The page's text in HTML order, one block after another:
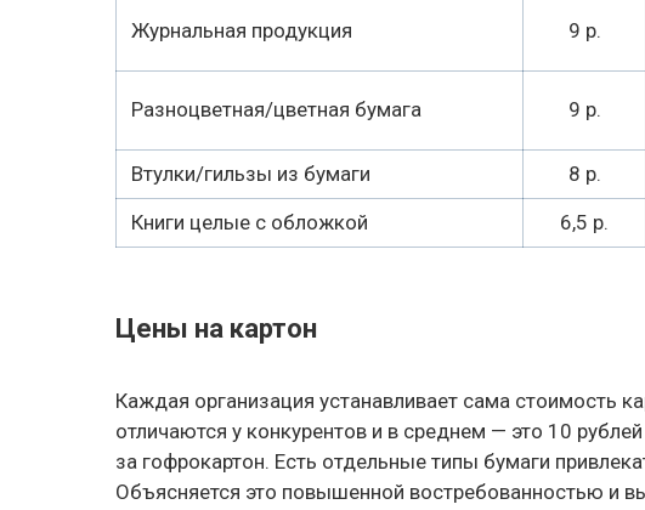
Журнальная продукция 9 р.
Разноцветная/цветная бумага 9 р.
Втулки/гильзы из бумаги
8 р.
Книги целые с обложкой
6,5 р.
Цены на картон
Каждая организация устанавливает сама стоимость
отличаются у конкурентов и в среднем — это 10
за гофрокартон. Есть отдельные типы бумаги
Объясняется это повышенной востребованностью и